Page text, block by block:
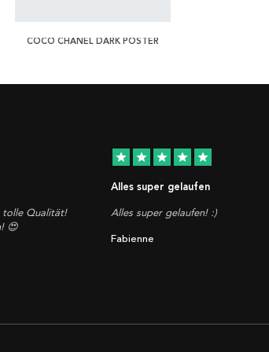
COCO CHANEL DARK POSTER
tolle Qualität!
😍
star star star star star
Alles super gelaufen
Alles super gelaufen! :)
Fabienne